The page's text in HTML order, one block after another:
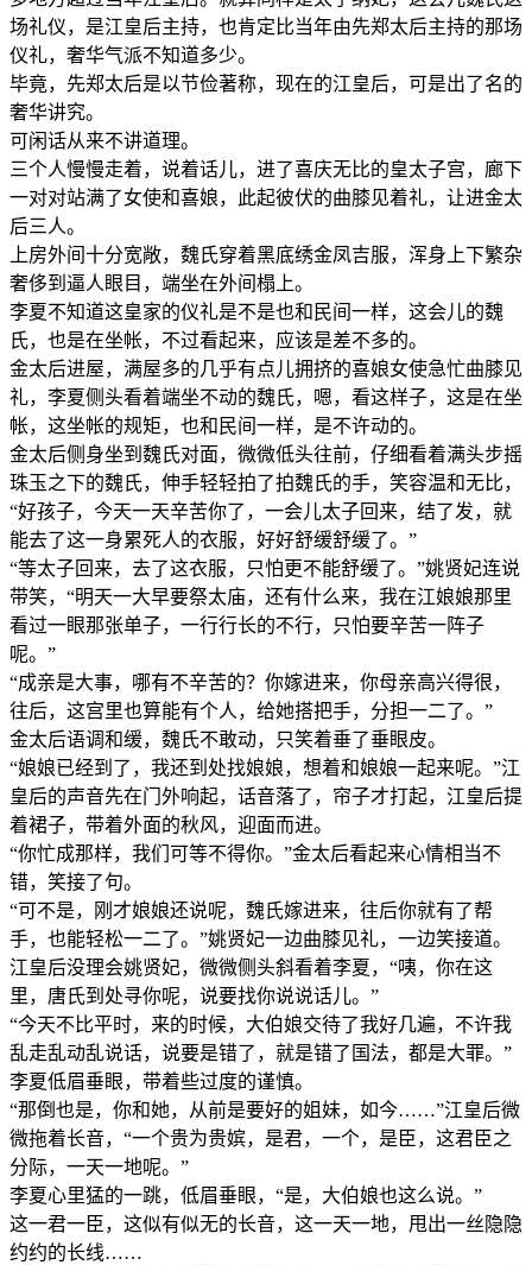
场礼仪，是江皇后主持，也肯定比当年由先郑太后主持的那场
仪礼，奢华气派不知道多少。
毕竟，先郑太后是以节俭著称，现在的江皇后，可是出了名的
奢华讲究。
可闲话从来不讲道理。
三个人慢慢走着，说着话儿，进了喜庆无比的皇太子宫，廊下
一对对站满了女使和喜娘，此起彼伏的曲膝见着礼，让进金太
后三人。
上房外间十分宽敞，魏氏穿着黑底绣金凤吉服，浑身上下繁杂
奢侈到逼人眼目，端坐在外间榻上。
李夏不知道这皇家的仪礼是不是也和民间一样，这会儿的魏
氏，也是在坐帐，不过看起来，应该是差不多的。
金太后进屋，满屋多的几乎有点儿拥挤的喜娘女使急忙曲膝见
礼，李夏侧头看着端坐不动的魏氏，嗯，看这样子，这是在坐
帐，这坐帐的规矩，也和民间一样，是不许动的。
金太后侧身坐到魏氏对面，微微低头往前，仔细看着满头步摇
珠玉之下的魏氏，伸手轻轻拍了拍魏氏的手，笑容温和无比，
“好孩子，今天一天辛苦你了，一会儿太子回来，结了发，就
能去了这一身累死人的衣服，好好舒缓舒缓了。”
“等太子回来，去了这衣服，只怕更不能舒缓了。”姚贤妃连说
带笑，“明天一大早要祭太庙，还有什么来，我在江娘娘那里
看过一眼那张单子，一行行长的不行，只怕要辛苦一阵子
呢。”
“成亲是大事，哪有不辛苦的？你嫁进来，你母亲高兴得很，
往后，这宫里也算能有个人，给她搭把手，分担一二了。”
金太后语调和缓，魏氏不敢动，只笑着垂了垂眼皮。
“娘娘已经到了，我还到处找娘娘，想着和娘娘一起来呢。”江
皇后的声音先在门外响起，话音落了，帘子才打起，江皇后提
着裙子，带着外面的秋风，迎面而进。
“你忙成那样，我们可等不得你。”金太后看起来心情相当不
错，笑接了句。
“可不是，刚才娘娘还说呢，魏氏嫁进来，往后你就有了帮
手，也能轻松一二了。”姚贤妃一边曲膝见礼，一边笑接道。
江皇后没理会姚贤妃，微微侧头斜看着李夏，“咦，你在这
里，唐氏到处寻你呢，说要找你说说话儿。”
“今天不比平时，来的时候，大伯娘交待了我好几遍，不许我
乱走乱动乱说话，说要是错了，就是错了国法，都是大罪。”
李夏低眉垂眼，带着些过度的谨慎。
“那倒也是，你和她，从前是要好的姐妹，如今……”江皇后微
微拖着长音，“一个贵为贵嫔，是君，一个，是臣，这君臣之
分际，一天一地呢。”
李夏心里猛的一跳，低眉垂眼，“是，大伯娘也这么说。”
这一君一臣，这似有似无的长音，这一天一地，甩出一丝隐隐
约约的长线……